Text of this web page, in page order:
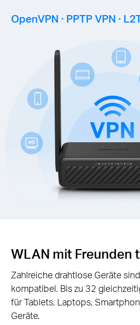
OpenVPN · PPTP VPN ·
WLAN mit Freunden
Zahlreiche drahtlose Geräte
kompatibel. Bis zu 32
für Tablets, Laptops,
Geräte.